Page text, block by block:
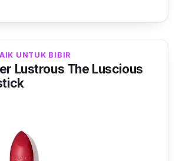
makeupyang mungkin
anda kering,
untuk mengekalkan
pada wajah atau tidak tapi
makin menawan dengan
UNTUK BIBIR
Lustrous The Luscious